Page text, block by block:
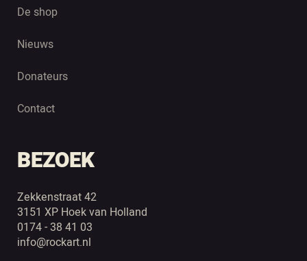
De shop
Nieuws
Donateurs
Contact
BEZOEK
Zekkenstraat 42
3151 XP Hoek van Holland
0174 - 38 41 03
info@rockart.nl